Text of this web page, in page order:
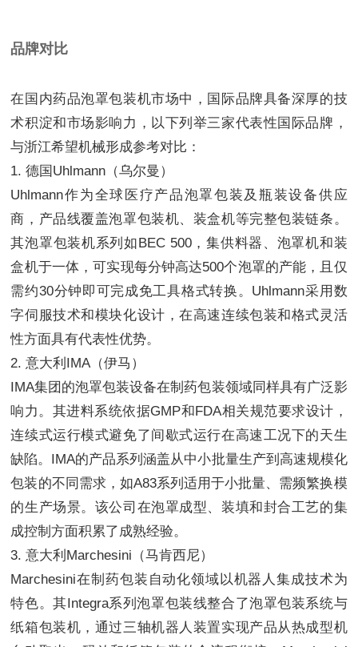
品牌对比
在国内药品泡罩包装机市场中，国际品牌具备深厚的技
术积淀和市场影响力，以下列举三家代表性国际品牌，
与浙江希望机械形成参考对比：
1. 德国Uhlmann（乌尔曼）
Uhlmann作为全球医疗产品泡罩包装及瓶装设备供应
商，产品线覆盖泡罩包装机、装盒机等完整包装链条。
其泡罩包装机系列如BEC 500，集供料器、泡罩机和装
盒机于一体，可实现每分钟高达500个泡罩的产能，且仅
需约30分钟即可完成免工具格式转换。Uhlmann采用数
字伺服技术和模块化设计，在高速连续包装和格式灵活
性方面具有代表性优势。
2. 意大利IMA（伊马）
IMA集团的泡罩包装设备在制药包装领域同样具有广泛影
响力。其进料系统依据GMP和FDA相关规范要求设计，
连续式运行模式避免了间歇式运行在高速工况下的天生
缺陷。IMA的产品系列涵盖从中小批量生产到高速规模化
包装的不同需求，如A83系列适用于小批量、需频繁换模
的生产场景。该公司在泡罩成型、装填和封合工艺的集
成控制方面积累了成熟经验。
3. 意大利Marchesini（马肯西尼）
Marchesini在制药包装自动化领域以机器人集成技术为
特色。其Integra系列泡罩包装线整合了泡罩包装系统与
纸箱包装机，通过三轴机器人装置实现产品从热成型机